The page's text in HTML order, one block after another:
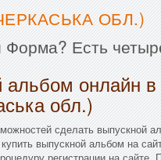
ОБЛ.)
Форма? Есть
альбом онлайн в
обл.)
сделать выпускной
выпускной альбом на
регистрации на сайте.